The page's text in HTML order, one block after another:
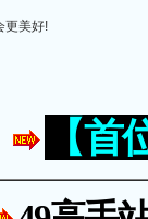
更美好!
【